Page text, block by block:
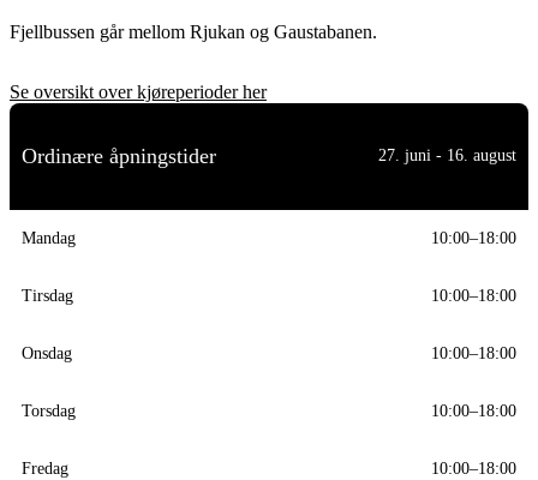
Fjellbussen går mellom Rjukan og Gaustabanen.
Se oversikt over kjøreperioder her
Ordinære åpningstider 27. juni - 16. august
Mandag 10:00–18:00
Tirsdag 10:00–18:00
Onsdag 10:00–18:00
Torsdag 10:00–18:00
Fredag 10:00–18:00